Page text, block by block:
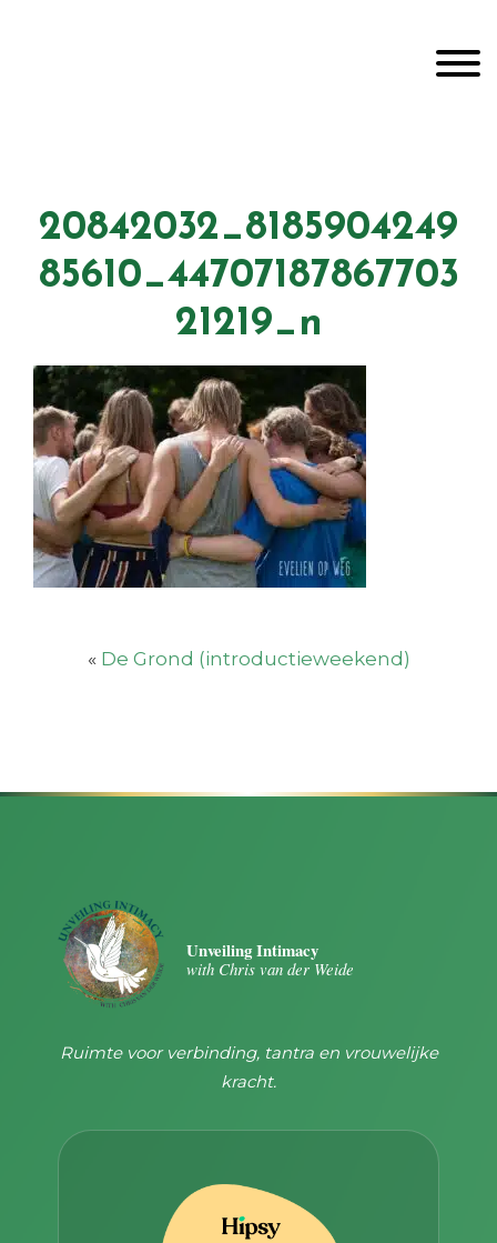
20842032_8185904249
85610_44707187867703
21219_n
« De Grond (introductieweekend)
Unveiling Intimacy
with Chris van der Weide
Ruimte voor verbinding, tantra en vrouwelijke
kracht.